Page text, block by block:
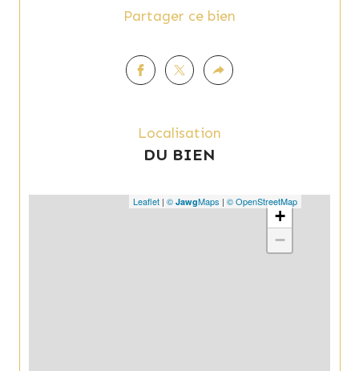
Partager ce bien
Localisation
DU BIEN
+
−
Leaflet | © JawgMaps | © OpenStreetMap